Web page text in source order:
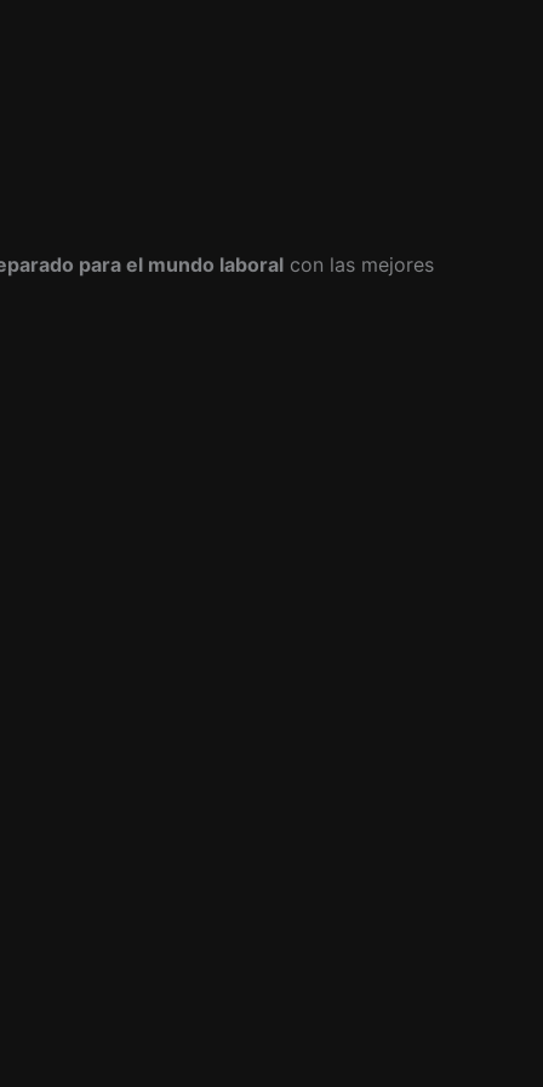
para el mundo laboral con las mejores